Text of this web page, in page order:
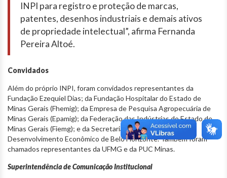
INPI para registro e proteção de marcas,
patentes, desenhos industriais e demais ativos
de propriedade intelectual”, afirma Fernanda
Pereira Altoé.
Convidados
Além do próprio INPI, foram convidados representantes da
Fundação Ezequiel Dias; da Fundação Hospitalar do Estado de
Minas Gerais (Fhemig); da Empresa de Pesquisa Agropecuária de
Minas Gerais (Epamig); da Federação das Indústrias do Estado de
Minas Gerais (Fiemg); e da Secretaria Municipal de
Desenvolvimento Econômico de Belo Horizonte. Também foram
chamados representantes da UFMG e da PUC Minas.
Superintendência de Comunicação Institucional